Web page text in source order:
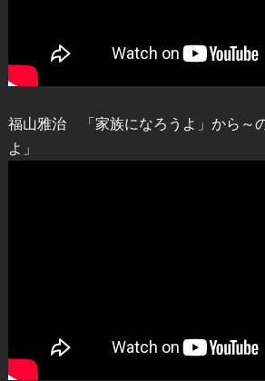
福山雅治 「家族になろうよ」から～
よ」